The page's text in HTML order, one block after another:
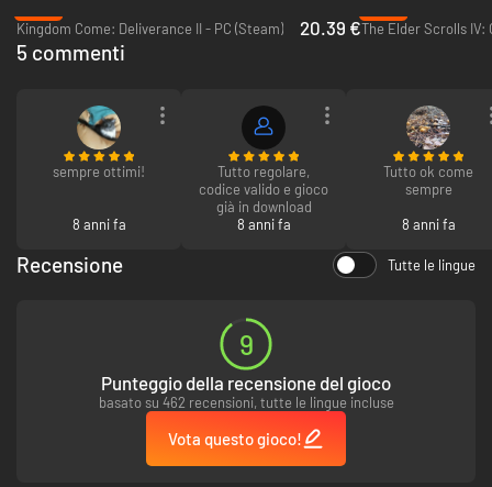
Kingdom Come: Deliverance II - PC (Steam)
20.39 €
5 commenti
sempre ottimi!
8 anni fa
Tutto regolare,
codice valido e gioco
già in download
8 anni fa
Tutto ok come
sempre
8 anni fa
Recensione Tutte le lingue
9
Punteggio della recensione del gioco
basato su 462 recensioni, tutte le lingue incluse
Vota questo gioco!